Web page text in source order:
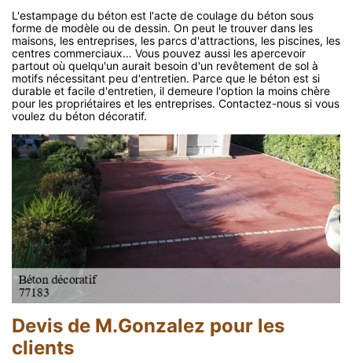
L'estampage du béton est l'acte de coulage du béton sous
forme de modèle ou de dessin. On peut le trouver dans les
maisons, les entreprises, les parcs d'attractions, les piscines, les
centres commerciaux… Vous pouvez aussi les apercevoir
partout où quelqu'un aurait besoin d'un revêtement de sol à
motifs nécessitant peu d'entretien. Parce que le béton est si
durable et facile d'entretien, il demeure l'option la moins chère
pour les propriétaires et les entreprises. Contactez-nous si vous
voulez du béton décoratif.
Devis de M.Gonzalez pour les
clients